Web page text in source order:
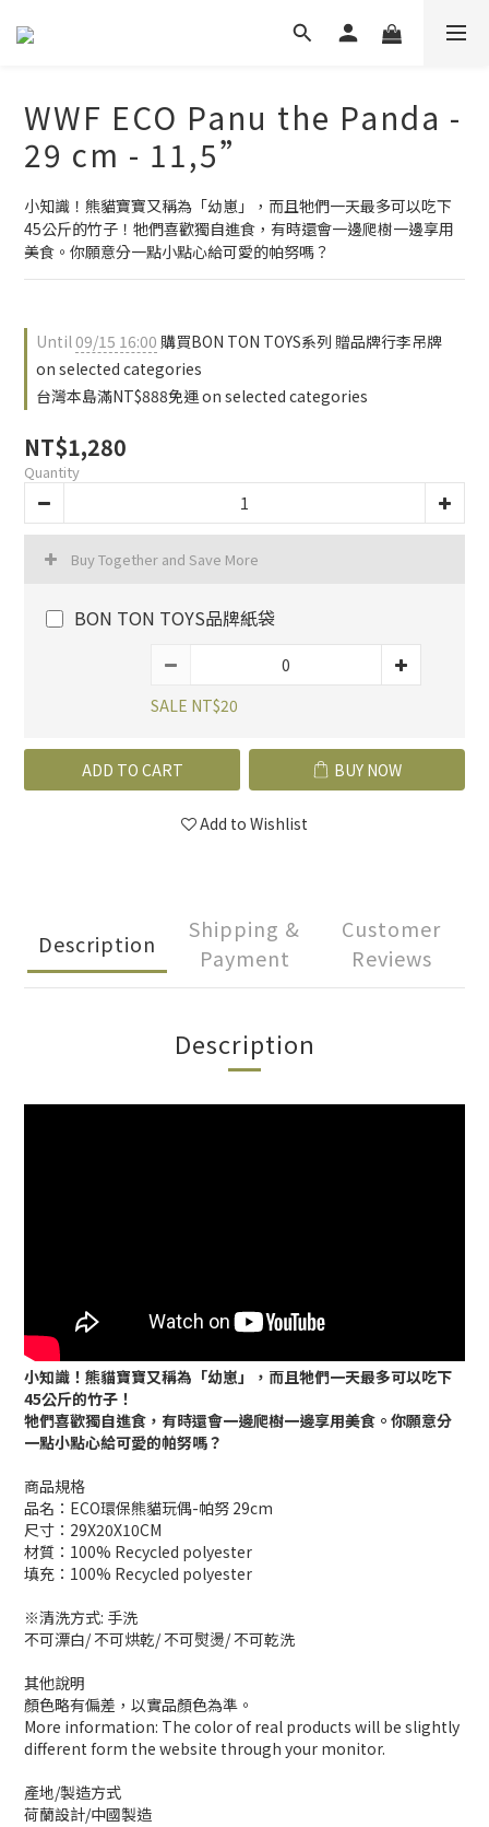
WWF ECO Panu the Panda -
29 cm - 11,5”
小知識！熊貓寶寶又稱為「幼崽」，而且牠們一天最多可以吃下
45公斤的竹子！牠們喜歡獨自進食，有時還會一邊爬樹一邊享用
美食。你願意分一點小點心給可愛的帕努嗎？
Until09/15 16:00 購買BON TON TOYS系列 贈品牌行李吊牌
on selected categories
台灣本島滿NT$888免運 on selected categories
NT$1,280
Quantity
Buy Together and Save More
BON TON TOYS品牌紙袋
SALE NT$20
ADD TO CART BUY NOW
Add to Wishlist
Description
Shipping &
Payment
Customer
Reviews
Description
小知識！熊貓寶寶又稱為「幼崽」，而且牠們一天最多可以吃下
45公斤的竹子！
牠們喜歡獨自進食，有時還會一邊爬樹一邊享用美食。你願意分
一點小點心給可愛的帕努嗎？
商品規格
品名：ECO環保熊貓玩偶-帕努 29cm
尺寸：29X20X10CM
材質：100% Recycled polyester
填充：100% Recycled polyester
※清洗方式: 手洗
不可漂白/ 不可烘乾/ 不可熨燙/ 不可乾洗
其他說明
顏色略有偏差，以實品顏色為準。
More information: The color of real products will be slightly
different form the website through your monitor.
產地/製造方式
荷蘭設計/中國製造